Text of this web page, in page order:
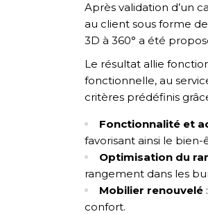
Après validation d’un
au client sous forme
3D à 360° a été
Le résultat allie
fonctionnelle, au
critères prédéfinis
Fonctionnalité et
favorisant ainsi le
Optimisation du
rangement dans les
Mobilier renouvelé
confort.